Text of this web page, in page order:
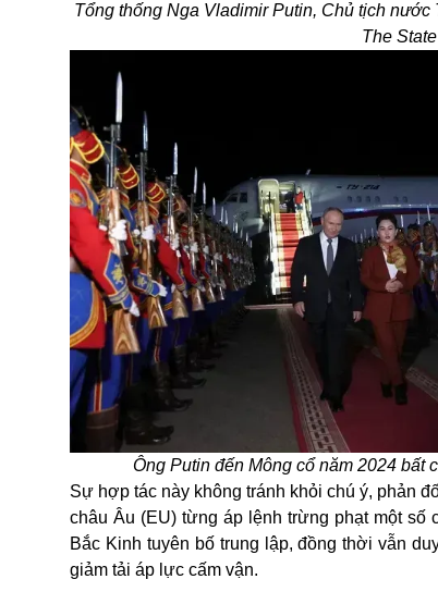
Tổng thống Nga Vladimir Putin, Chủ tịch
The
Ông Putin đến Mông cổ năm 2024 bất
Sự hợp tác này không tránh khỏi chú ý, phản
châu Âu (EU) từng áp lệnh trừng phạt một số
Bắc Kinh tuyên bố trung lập, đồng thời vẫn
giảm tải áp lực cấm vận.